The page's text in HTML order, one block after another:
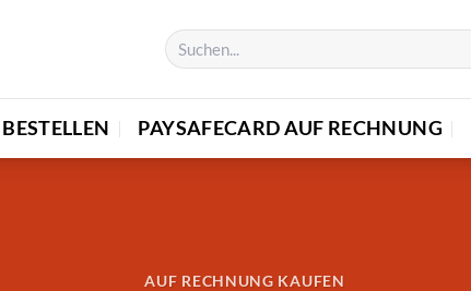
PAYSAFECARD AUF RECHNUNG
AUF RECHNUNG KAUFEN